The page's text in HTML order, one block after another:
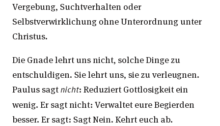
Vergebung, Suchtverhalten oder
Selbstverwirklichung ohne Unterordnung unter
Christus.
Die Gnade lehrt uns nicht, solche Dinge zu
entschuldigen. Sie lehrt uns, sie zu verleugnen.
Paulus sagt nicht: Reduziert Gottlosigkeit ein
wenig. Er sagt nicht: Verwaltet eure Begierden
besser. Er sagt: Sagt Nein. Kehrt euch ab.